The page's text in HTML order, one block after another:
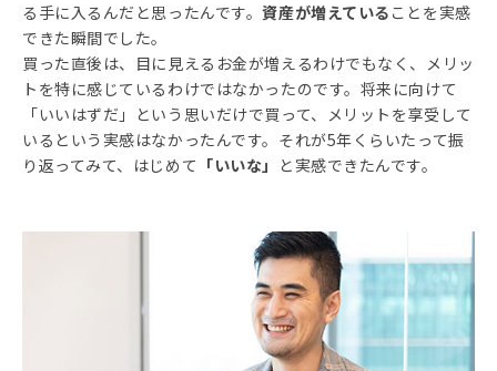
る手に入るんだと思ったんです。資産が増えている ことを実感
できた瞬間でした。
買った直後は、目に見えるお金が増えるわけでもなく、メリッ
トを特に感じているわけではなかったのです。将来に向けて
「いいはずだ」という思いだけで買って、メリットを享受して
いるという実感はなかったんです。それが5年くらいたって振
り返ってみて、はじめて 「いいな」 と実感できたんです。